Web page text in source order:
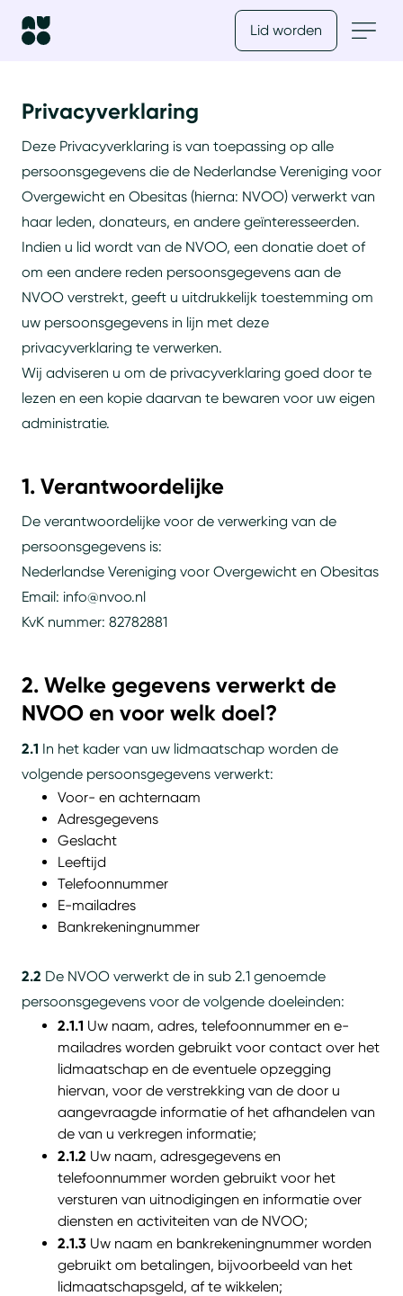
Lid worden
Privacyverklaring
Deze Privacyverklaring is van toepassing op alle
persoonsgegevens die de Nederlandse Vereniging voor
Overgewicht en Obesitas (hierna: NVOO) verwerkt van
haar leden, donateurs, en andere geïnteresseerden.
Indien u lid wordt van de NVOO, een donatie doet of
om een andere reden persoonsgegevens aan de
NVOO verstrekt, geeft u uitdrukkelijk toestemming om
uw persoonsgegevens in lijn met deze
privacyverklaring te verwerken.
Wij adviseren u om de privacyverklaring goed door te
lezen en een kopie daarvan te bewaren voor uw eigen
administratie.
1. Verantwoordelijke
De verantwoordelijke voor de verwerking van de
persoonsgegevens is:
Nederlandse Vereniging voor Overgewicht en Obesitas
Email: info@nvoo.nl
KvK nummer: 82782881
2. Welke gegevens verwerkt de
NVOO en voor welk doel?
2.1 In het kader van uw lidmaatschap worden de
volgende persoonsgegevens verwerkt:
Voor- en achternaam
Adresgegevens
Geslacht
Leeftijd
Telefoonnummer
E-mailadres
Bankrekeningnummer
2.2 De NVOO verwerkt de in sub 2.1 genoemde
persoonsgegevens voor de volgende doeleinden:
2.1.1 Uw naam, adres, telefoonnummer en e-
mailadres worden gebruikt voor contact over het
lidmaatschap en de eventuele opzegging
hiervan, voor de verstrekking van de door u
aangevraagde informatie of het afhandelen van
de van u verkregen informatie;
2.1.2 Uw naam, adresgegevens en
telefoonnummer worden gebruikt voor het
versturen van uitnodigingen en informatie over
diensten en activiteiten van de NVOO;
2.1.3 Uw naam en bankrekeningnummer worden
gebruikt om betalingen, bijvoorbeeld van het
lidmaatschapsgeld, af te wikkelen;